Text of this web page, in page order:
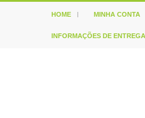
HOME MINHA CONTA
INFORMAÇÕES DE ENTREGA